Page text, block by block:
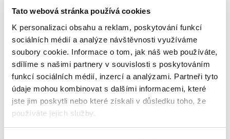
Tato webová stránka používá cookies
K personalizaci obsahu a reklam, poskytování funkcí
sociálních médií a analýze návštěvnosti využíváme
soubory cookie. Informace o tom, jak náš web používáte,
sdílíme s našimi partnery v souvislosti s poskytováním
funkcí sociálních médií, inzercí a analýzami. Partneři tyto
údaje mohou kombinovat s dalšími informacemi, které
jste jim poskytli nebo které získali v důsledku toho, že
používáte jejich služby.
Náušnice z růžového a bílého zlata s diamanty - 0,05 ct - ryzost 585